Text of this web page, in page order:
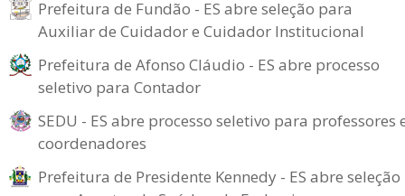
Prefeitura de Fundão - ES abre seleção para
Auxiliar de Cuidador e Cuidador Institucional
Prefeitura de Afonso Cláudio - ES abre processo
seletivo para Contador
SEDU - ES abre processo seletivo para professores
coordenadores
Prefeitura de Presidente Kennedy - ES abre seleção